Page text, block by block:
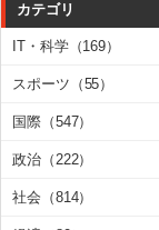
カテゴリ
IT・科学（169）
スポーツ（55）
国際（547）
政治（222）
社会（814）